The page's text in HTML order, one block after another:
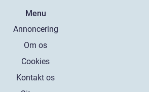
Menu
Annoncering
Om os
Cookies
Kontakt os